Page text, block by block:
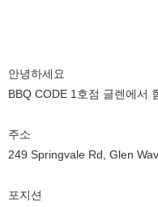
안녕하세요
BBQ CODE 1호점 글렌에서
주소
249 Springvale Rd, Glen
포지션